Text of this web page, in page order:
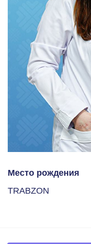
Место рождения
TRABZON